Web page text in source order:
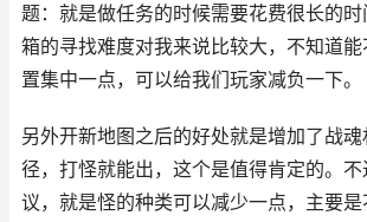
题：就是做任务的时候需要花费很长的
箱的寻找难度对我来说比较大，不知道
置集中一点，可以给我们玩家减负一下。
另外开新地图之后的好处就是增加了战
径，打怪就能出，这个是值得肯定的。
议，就是怪的种类可以减少一点，主要